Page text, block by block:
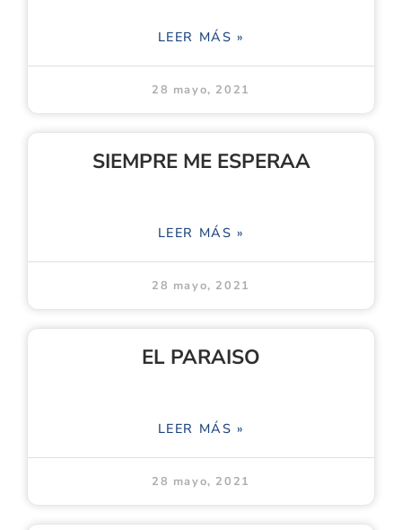
LEER MÁS »
28 mayo, 2021
SIEMPRE ME ESPERAA
LEER MÁS »
28 mayo, 2021
EL PARAISO
LEER MÁS »
28 mayo, 2021